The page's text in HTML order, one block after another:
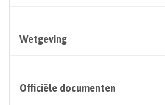
Wetgeving
Officiële documenten